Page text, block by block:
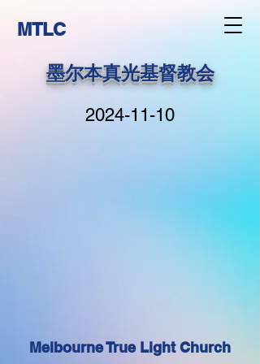
MTLC
墨尔本真光基督教会
2024-11-10
Melbourne True Light Church